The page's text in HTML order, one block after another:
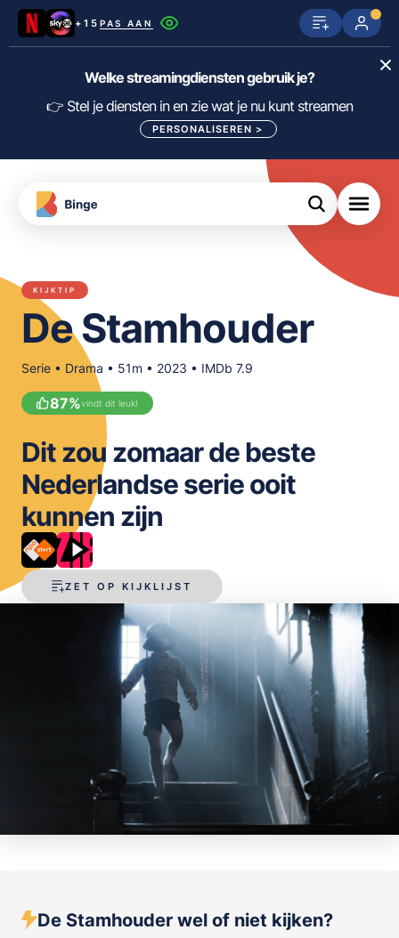
+15 PAS AAN
Netflix SkyShowtime Prime Video
Disney+ Videoland HBO Max
Viaplay Apple TV
KIJK
meJane
FILTER FILMS EN SERIES OP MIJN
ALLES/NIETS SELECTEREN
Welke streamingdiensten gebruik je?
👉 Stel je diensten in en zie wat je nu kunt streamen
PERSONALISEREN >
Download
de
App
KIJKTIP
De Stamhouder
Serie • Drama • 51m • 2023 • IMDb 7.9
87%vindt dit leuk!
ZET OP KIJKLIJST
Dit zou zomaar de beste
Nederlandse serie ooit
kunnen zijn
De Stamhouder wel of niet kijken?